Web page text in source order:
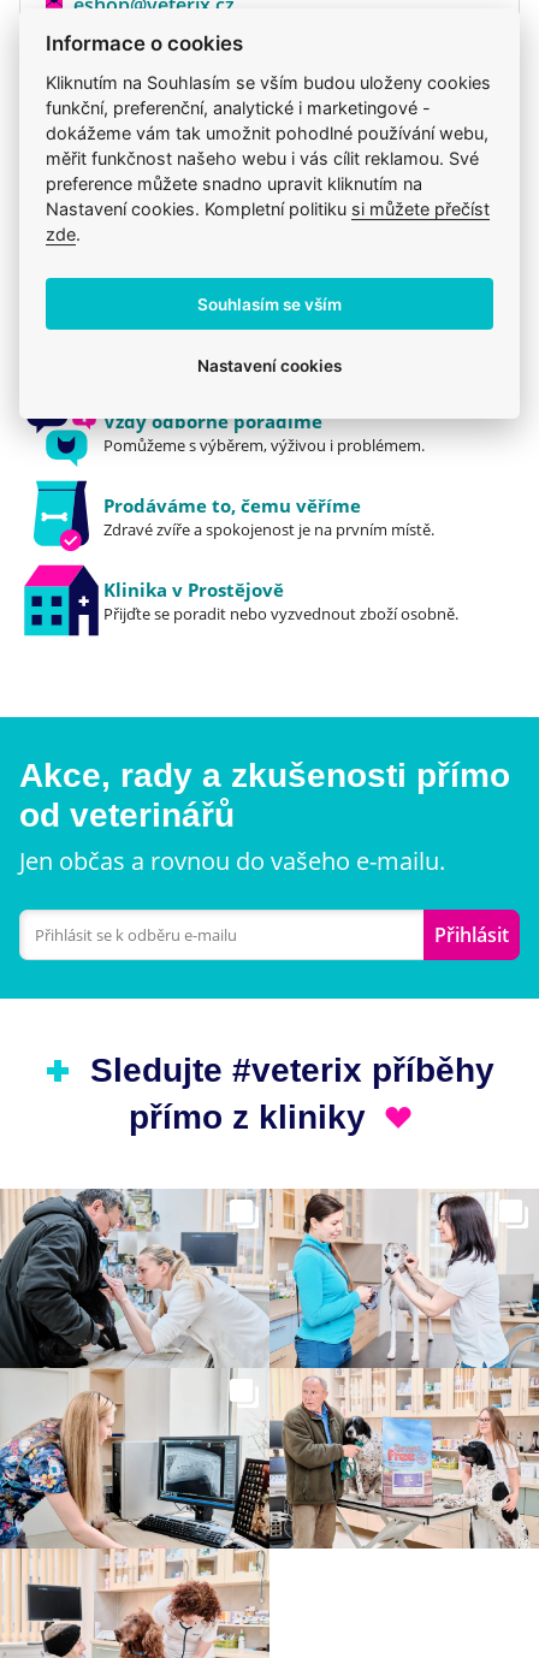
Produkt také v těchto kategoriích7
N&D
Krmiva Mého psa trápí
N&D
Pro dospělé
Granule N&D
Jsme zkušení veterináři
Mazlíčkům pomáháme denně již 20 let.
Vždy odborně poradíme
Pomůžeme s výběrem, výživou i problémem.
Prodáváme to, čemu věříme
Zdravé zvíře a spokojenost je na prvním místě.
Klinika v Prostějově
Přijďte se poradit nebo vyzvednout zboží osobně.
Akce, rady a zkušenosti přímo
od veterinářů
Jen občas a rovnou do vašeho e-mailu.
Přihlásit
Sledujte #veterix příběhy
přímo z kliniky
Informace o cookies
Kliknutím na Souhlasím se vším budou uloženy cookies
funkční, preferenční, analytické i marketingové -
dokážeme vám tak umožnit pohodlné používání webu,
měřit funkčnost našeho webu i vás cílit reklamou. Své
preference můžete snadno upravit kliknutím na
Nastavení cookies. Kompletní politiku si můžete přečíst
zde.
Souhlasím se vším
Nastavení cookies